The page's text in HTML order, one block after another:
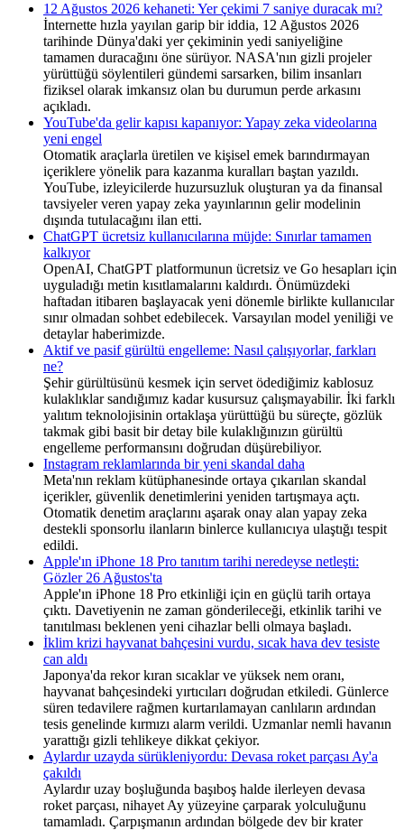
12 Ağustos 2026 kehaneti: Yer çekimi 7 saniye duracak mı?
İnternette hızla yayılan garip bir iddia, 12 Ağustos 2026
tarihinde Dünya'daki yer çekiminin yedi saniyeliğine
tamamen duracağını öne sürüyor. NASA'nın gizli projeler
yürüttüğü söylentileri gündemi sarsarken, bilim insanları
fiziksel olarak imkansız olan bu durumun perde arkasını
açıkladı.
YouTube'da gelir kapısı kapanıyor: Yapay zeka videolarına
yeni engel
Otomatik araçlarla üretilen ve kişisel emek barındırmayan
içeriklere yönelik para kazanma kuralları baştan yazıldı.
YouTube, izleyicilerde huzursuzluk oluşturan ya da finansal
tavsiyeler veren yapay zeka yayınlarının gelir modelinin
dışında tutulacağını ilan etti.
ChatGPT ücretsiz kullanıcılarına müjde: Sınırlar tamamen
kalkıyor
OpenAI, ChatGPT platformunun ücretsiz ve Go hesapları için
uyguladığı metin kısıtlamalarını kaldırdı. Önümüzdeki
haftadan itibaren başlayacak yeni dönemle birlikte kullanıcılar
sınır olmadan sohbet edebilecek. Varsayılan model yeniliği ve
detaylar haberimizde.
Aktif ve pasif gürültü engelleme: Nasıl çalışıyorlar, farkları
ne?
Şehir gürültüsünü kesmek için servet ödediğimiz kablosuz
kulaklıklar sandığımız kadar kusursuz çalışmayabilir. İki farklı
yalıtım teknolojisinin ortaklaşa yürüttüğü bu süreçte, gözlük
takmak gibi basit bir detay bile kulaklığınızın gürültü
engelleme performansını doğrudan düşürebiliyor.
Instagram reklamlarında bir yeni skandal daha
Meta'nın reklam kütüphanesinde ortaya çıkarılan skandal
içerikler, güvenlik denetimlerini yeniden tartışmaya açtı.
Otomatik denetim araçlarını aşarak onay alan yapay zeka
destekli sponsorlu ilanların binlerce kullanıcıya ulaştığı tespit
edildi.
Apple'ın iPhone 18 Pro tanıtım tarihi neredeyse netleşti:
Gözler 26 Ağustos'ta
Apple'ın iPhone 18 Pro etkinliği için en güçlü tarih ortaya
çıktı. Davetiyenin ne zaman gönderileceği, etkinlik tarihi ve
tanıtılması beklenen yeni cihazlar belli olmaya başladı.
İklim krizi hayvanat bahçesini vurdu, sıcak hava dev tesiste
can aldı
Japonya'da rekor kıran sıcaklar ve yüksek nem oranı,
hayvanat bahçesindeki yırtıcıları doğrudan etkiledi. Günlerce
süren tedavilere rağmen kurtarılamayan canlıların ardından
tesis genelinde kırmızı alarm verildi. Uzmanlar nemli havanın
yarattığı gizli tehlikeye dikkat çekiyor.
Aylardır uzayda sürükleniyordu: Devasa roket parçası Ay'a
çakıldı
Aylardır uzay boşluğunda başıboş halde ilerleyen devasa
roket parçası, nihayet Ay yüzeyine çarparak yolculuğunu
tamamladı. Çarpışmanın ardından bölgede dev bir krater